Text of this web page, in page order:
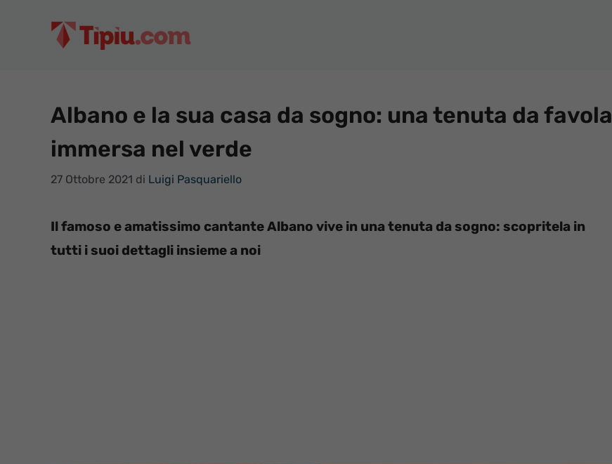
Albano e la sua casa da sogno: una tenuta da favola
immersa nel verde
27 Ottobre 2021 di Luigi Pasquariello
Il famoso e amatissimo cantante Albano vive in una tenuta da sogno: scopritela in
tutti i suoi dettagli insieme a noi